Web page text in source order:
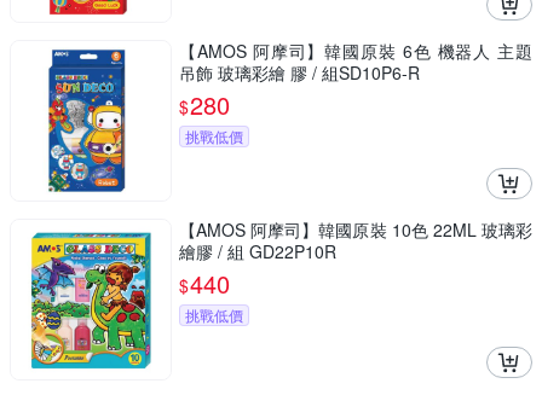
【AMOS 阿摩司】韓國原裝 6色 機器人 主題
吊飾 玻璃彩繪 膠 / 組SD10P6-R
$280
挑戰低價
【AMOS 阿摩司】韓國原裝 10色 22ML 玻璃彩
繪膠 / 組 GD22P10R
$440
挑戰低價